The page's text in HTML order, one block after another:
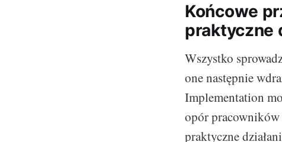
Końcowe
praktyczne
Wszystko
one następnie
Implementation
opór pracowników
praktyczne